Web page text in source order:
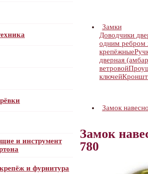
и инструмент
и фурнитура
Замки
Доводчики
одним ребром
крепёжные
дверная
ветровой
ключей
Замок
Замок
780